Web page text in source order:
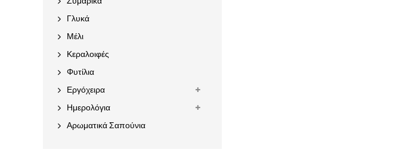
Γλυκά
Μέλι
Κεραλοιφές
Φυτίλια
Εργόχειρα
Ημερολόγια
Αρωματικά Σαπούνια